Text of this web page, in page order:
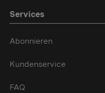
Services
Abonnieren
Kundenservice
FAQ